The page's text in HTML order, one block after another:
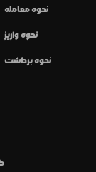
نحوه معامله
نحوه واریز
نحوه برداشت